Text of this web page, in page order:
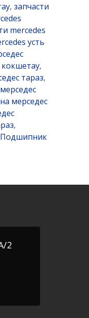
, запчасти
mercedes
усть
кокшетау,
тараз,
мерседес
,
Подшипник
2